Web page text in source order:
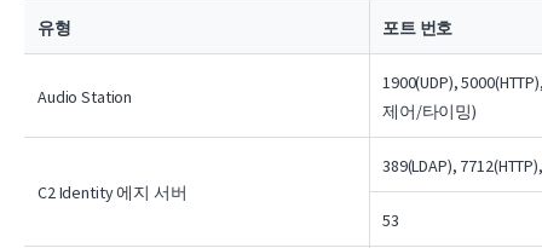
유형 포트 번호
Audio Station
1900(UDP),
제어/타이밍)
C2 Identity 에지 서버
389(LDAP),
53